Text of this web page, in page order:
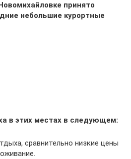
принято
небольшие курортные
в этих местах в следующем:
сравнительно низкие цены